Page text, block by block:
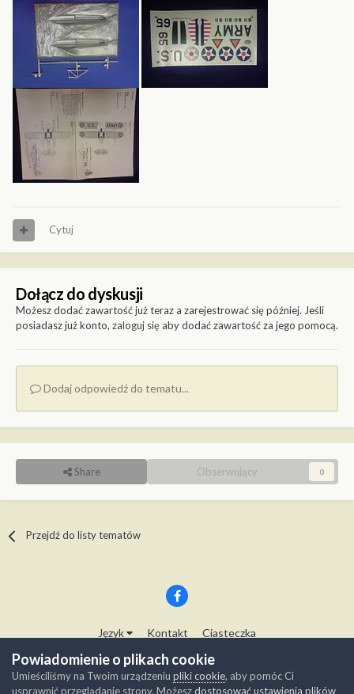
Cytuj
Dołącz do dyskusji
Możesz dodać zawartość już teraz a zarejestrować się później. Jeśli
posiadasz już konto, zaloguj sięaby dodać zawartość za jego pomocą.
Dodaj odpowiedź do tematu...
Share Obserwujący 0
Przejdź do listy tematów
Język Kontakt Ciasteczka
Copyright © Modelwork.pl
Powered by Invision Community
Powiadomienie o plikach cookie
Umieściliśmy na Twoim urządzeniu pliki cookie, aby pomóc Ci
usprawnić przeglądanie strony. Możeszdostosować ustawienia plików